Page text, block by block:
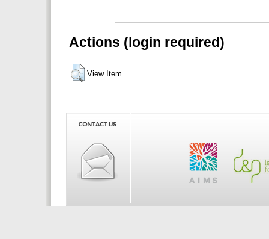
Actions (login required)
View Item